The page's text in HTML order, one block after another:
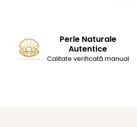
Perle Naturale
Autentice
Calitate verificată manual